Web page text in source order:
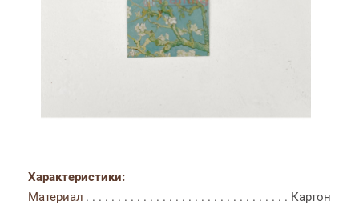
Характеристики:
Материал
Картон